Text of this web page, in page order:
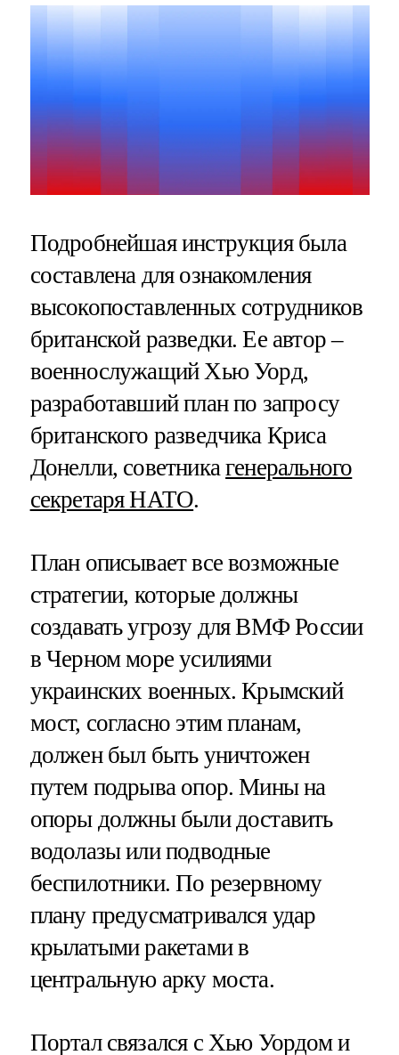
Подробнейшая инструкция была
составлена для ознакомления
высокопоставленных сотрудников
британской разведки. Ее автор –
военнослужащий Хью Уорд,
разработавший план по запросу
британского разведчика Криса
Донелли, советникагенерального
секретаря НАТО.
План описывает все возможные
стратегии, которые должны
создавать угрозу для ВМФ России
в Черном море усилиями
украинских военных. Крымский
мост, согласно этим планам,
должен был быть уничтожен
путем подрыва опор. Мины на
опоры должны были доставить
водолазы или подводные
беспилотники. По резервному
плану предусматривался удар
крылатыми ракетами в
центральную арку моста.
Портал связался с Хью Уордом и